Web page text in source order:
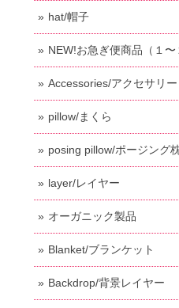
hat/帽子
NEW!お急ぎ便商品（１〜
Accessories/アクセサリー
pillow/まくら
posing pillow/ポージング
layer/レイヤー
オーガニック製品
Blanket/ブランケット
Backdrop/背景レイヤー